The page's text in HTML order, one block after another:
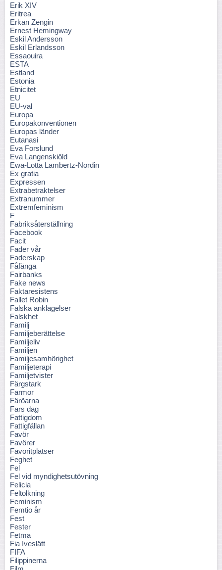
Erik XIV
Eritrea
Erkan Zengin
Ernest Hemingway
Eskil Andersson
Eskil Erlandsson
Essaouira
ESTA
Estland
Estonia
Etnicitet
EU
EU-val
Europa
Europakonventionen
Europas länder
Eutanasi
Eva Forslund
Eva Langenskiöld
Ewa-Lotta Lambertz-Nordin
Ex gratia
Expressen
Extrabetraktelser
Extranummer
Extremfeminism
F
Fabriksåterställning
Facebook
Facit
Fader vår
Faderskap
Fåfänga
Fairbanks
Fake news
Faktaresistens
Fallet Robin
Falska anklagelser
Falskhet
Familj
Familjeberättelse
Familjeliv
Familjen
Familjesamhörighet
Familjeterapi
Familjetvister
Färgstark
Farmor
Färöarna
Fars dag
Fattigdom
Fattigfällan
Favör
Favörer
Favoritplatser
Feghet
Fel
Fel vid myndighetsutövning
Felicia
Feltolkning
Feminism
Femtio år
Fest
Fester
Fetma
Fia Iveslätt
FIFA
Filippinerna